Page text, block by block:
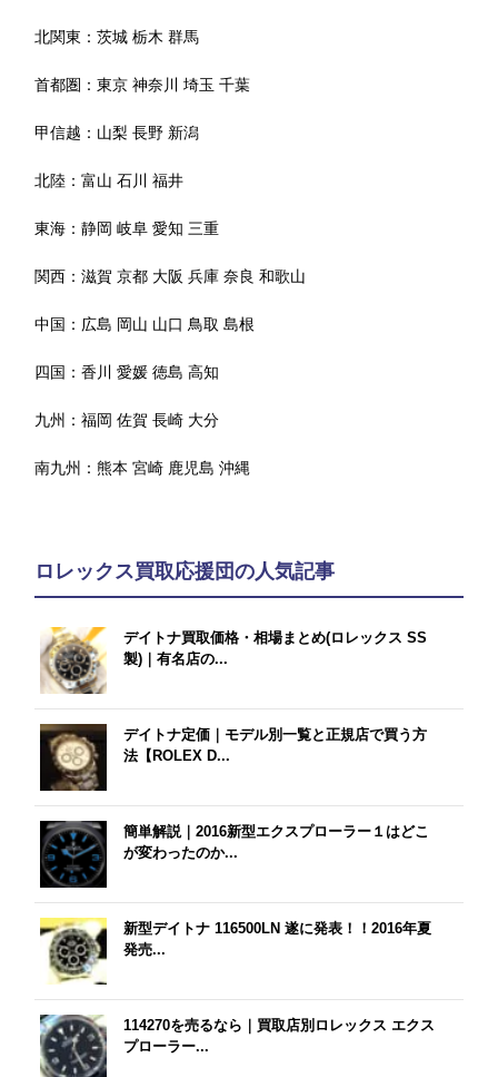
北関東：茨城 栃木 群馬
首都圏：東京 神奈川 埼玉 千葉
甲信越： 山梨 長野 新潟
北陸：富山 石川 福井
東海：静岡 岐阜 愛知 三重
関西：滋賀 京都 大阪 兵庫 奈良 和歌山
中国： 広島 岡山 山口 鳥取 島根
四国：香川 愛媛 徳島 高知
九州：福岡 佐賀 長崎 大分
南九州：熊本 宮崎 鹿児島 沖縄
ロレックス買取応援団の人気記事
デイトナ買取価格・相場まとめ(ロレックス SS
製)｜有名店の...
デイトナ定価｜モデル別一覧と正規店で買う方
法【ROLEX D...
簡単解説｜2016新型エクスプローラー１はどこ
が変わったのか...
新型デイトナ 116500LN 遂に発表！！2016年夏
発売...
114270を売るなら｜買取店別ロレックス エクス
プローラー...